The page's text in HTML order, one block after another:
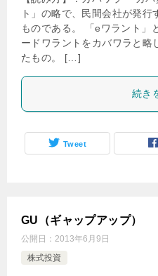
ト」の略で、民間会社が発
ものである。 「eワラント」
ードワラントをカバワラと略
たもの。 […]
続き
Tweet
GU（ギャップアップ）
公開日： 2013年6月9日
株式投資